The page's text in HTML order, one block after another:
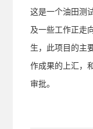
这是一个油田测
及一些工作正走
生，此项目的主
作成果的上汇，
审批。